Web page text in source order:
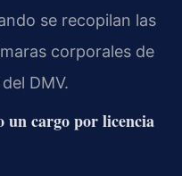
se recopilan las
corporales de
DMV.
un cargo por licencia